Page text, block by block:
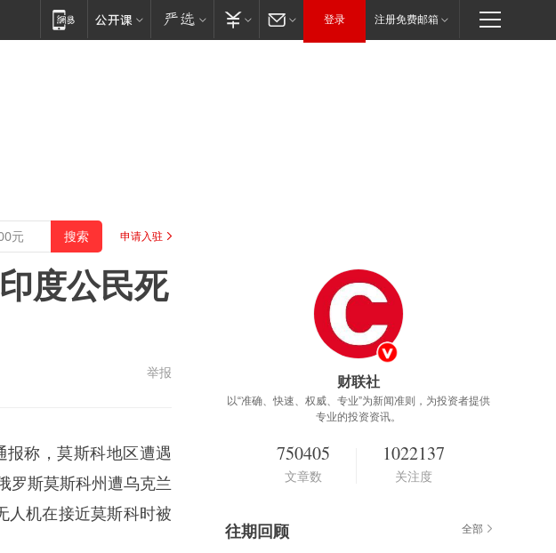
登录 注册免费邮箱
申请入驻
度公民死
举报
称，莫斯科地区遭遇
罗斯莫斯科州遭乌克兰
人机在接近莫斯科时被
财联社
以“准确、快速、权威、专业”为新闻准则，为投资者提供
专业的投资资讯。
750405
文章数
1022137
关注度
往期回顾 全部